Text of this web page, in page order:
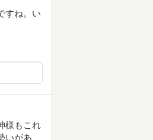
すね。い
様もこれ
いがあ